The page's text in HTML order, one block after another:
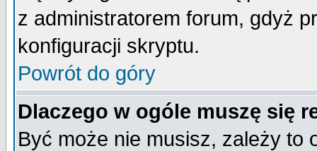
z administratorem forum, gdyż
konfiguracji skryptu.
Powrót do góry
Dlaczego w ogóle muszę się
Być może nie musisz, zależy to